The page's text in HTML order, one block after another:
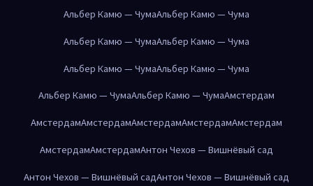
Альбер Камю — ЧумаАльбер Камю — Чума
Альбер Камю — ЧумаАльбер Камю — Чума
Альбер Камю — ЧумаАльбер Камю — Чума
Альбер Камю — ЧумаАльбер Камю — ЧумаАмстердам
АмстердамАмстердамАмстердамАмстердамАмстердам
АмстердамАмстердамАнтон Чехов — Вишнёвый сад
Антон Чехов — Вишнёвый садАнтон Чехов — Вишнёвый сад